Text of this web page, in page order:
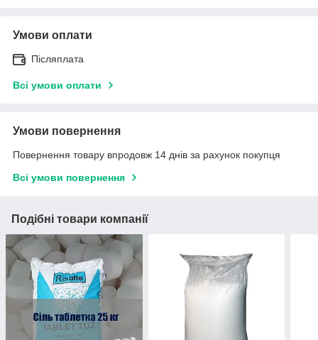
Умови оплати
Післяплата
Всі умови оплати
Умови повернення
Повернення товару впродовж 14 днів за рахунок покупця
Всі умови повернення
Подібні товари компанії